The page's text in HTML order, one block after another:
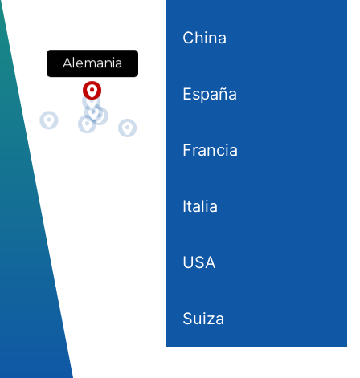
Alemania
China
España
Francia
Italia
USA
Suiza